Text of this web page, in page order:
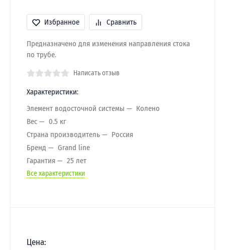
Избранное Сравнить
Предназначено для изменения направления стока
по трубе.
Написать отзыв
Характеристики:
Элемент водосточной системы
Колено
Вес
0.5 кг
Страна производитель
Россия
Бренд
Grand line
Гарантия
25 лет
Все характеристики
Цена: